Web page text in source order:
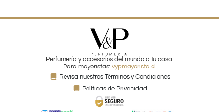
Perfumería y accesorios del mundo a tu casa.
Para mayoristas: vypmayorista.cl
Revisa nuestros Términos y Condiciones
Políticas de Privacidad